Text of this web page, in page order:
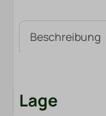
Beschreibung
Lage